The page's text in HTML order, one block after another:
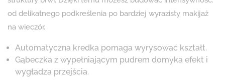
od delikatnego podkreślenia po bardziej wyrazisty makijaż
na wieczór.
Automatyczna kredka pomaga wyrysować kształt.
Gąbeczka z wypełniającym pudrem domyka efekt i
wygładza przejścia.